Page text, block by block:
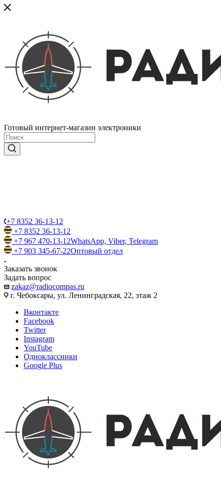
Готовый интернет-магазин электроники
+7 8352 36-13-12
+7 8352 36-13-12
+7 967 470-13-12WhatsApp, Viber, Telegram
+7 903 345-67-22Оптовый отдел
Заказать звонок
Задать вопрос
zakaz@radiocompas.ru
г. Чебоксары, ул. Ленинградская, 22, этаж 2
Вконтакте
Facebook
Twitter
Instagram
YouTube
Одноклассники
Google Plus